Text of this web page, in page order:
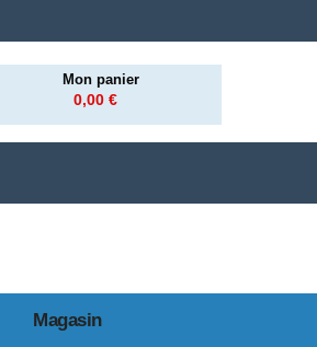
Mon panier
0,00 €
Magasin